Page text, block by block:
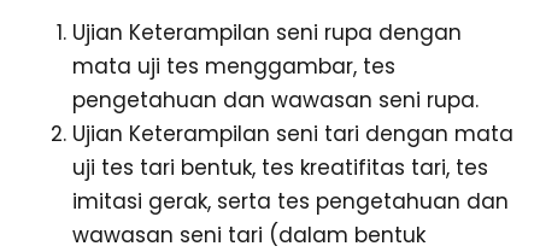
Ujian Keterampilan seni rupa dengan
mata uji tes menggambar, tes
pengetahuan dan wawasan seni rupa.
Ujian Keterampilan seni tari dengan mata
uji tes tari bentuk, tes kreatifitas tari, tes
imitasi gerak, serta tes pengetahuan dan
wawasan seni tari (dalam bentuk